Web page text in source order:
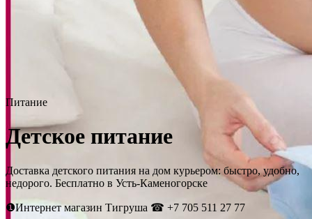
Питание
Детское питание
Доставка детского питания на дом курьером: быстро, удобно,
недорого. Бесплатно в Усть-Каменогорске
❶Интернет магазин Тигруша ☎ +7 705 511 27 77